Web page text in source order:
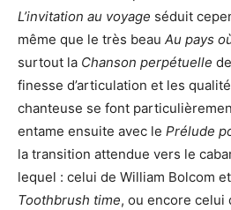
L’invitation au voyage séduit
même que le très beau Au pays
surtout la Chanson perpétuelle
finesse d’articulation et les
chanteuse se font
entame ensuite avec le Prélude
la transition attendue vers le
lequel : celui de William Bolcom
Toothbrush time, ou encore celui